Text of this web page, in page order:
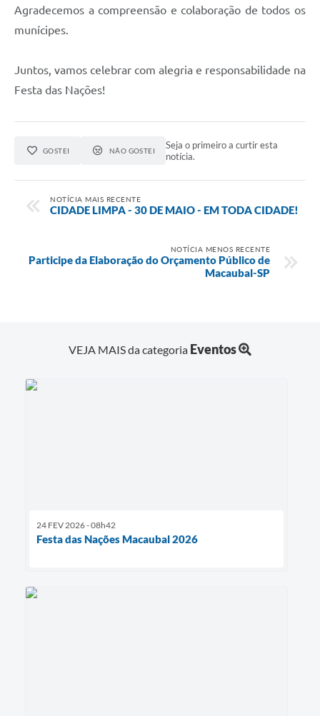
Agradecemos a compreensão e colaboração de todos os
munícipes.
Juntos, vamos celebrar com alegria e responsabilidade na
Festa das Nações!
GOSTEI NÃO GOSTEI
Seja o primeiro a curtir esta
notícia.
NOTÍCIA MAIS RECENTE
CIDADE LIMPA - 30 DE MAIO - EM TODA CIDADE!
NOTÍCIA MENOS RECENTE
Participe da Elaboração do Orçamento Público de
Macaubal-SP
VEJA MAIS da categoria Eventos
24 FEV 2026 - 08h42
Festa das Nações Macaubal 2026